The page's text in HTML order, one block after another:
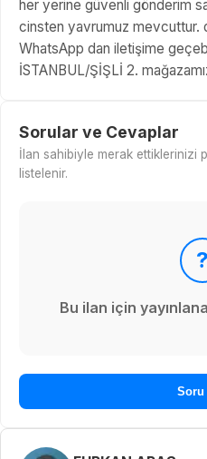
her yerine güvenli gönderim
cinsten yavrumuz mevcuttur.
WhatsApp dan iletişime
İSTANBUL/ŞİŞLİ 2.
Sorular ve Cevaplar
İlan sahibiyle merak ettiklerinizi
listelenir.
?
Bu ilan için
Soru